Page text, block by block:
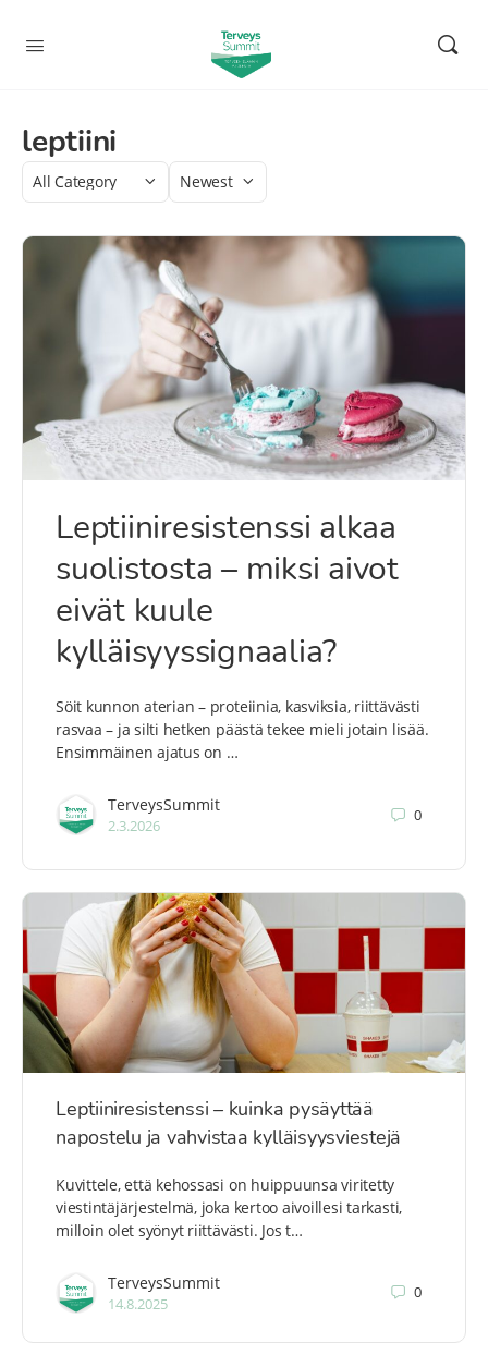
leptiini
Category
Sort
Leptiiniresistenssi alkaa
suolistosta – miksi aivot
eivät kuule
kylläisyyssignaalia?
Söit kunnon aterian – proteiinia, kasviksia, riittävästi
rasvaa – ja silti hetken päästä tekee mieli jotain lisää.
Ensimmäinen ajatus on …
TerveysSummit
2.3.2026
0
Leptiiniresistenssi – kuinka pysäyttää
napostelu ja vahvistaa kylläisyysviestejä
Kuvittele, että kehossasi on huippuunsa viritetty
viestintäjärjestelmä, joka kertoo aivoillesi tarkasti,
milloin olet syönyt riittävästi. Jos t…
TerveysSummit
14.8.2025
0